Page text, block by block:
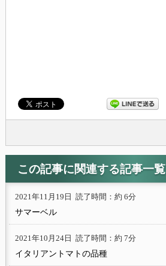
この記事に関連する記事一覧
2021年11月19日 読了時間：約 6分
サマーベル
2021年10月24日 読了時間：約 7分
イタリアントマトの品種